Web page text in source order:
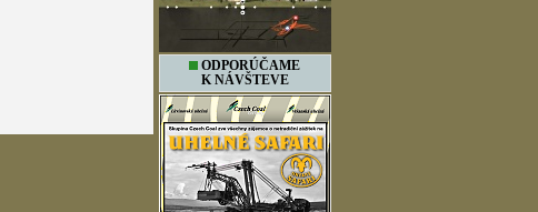
ODPORÚČAME
K NÁVŠTEVE